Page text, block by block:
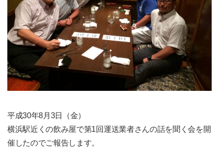
平成30年8月3日（金）
横浜駅近くの飲み屋で第1回運送業者さんの話を聞く会を開
催したのでご報告します。